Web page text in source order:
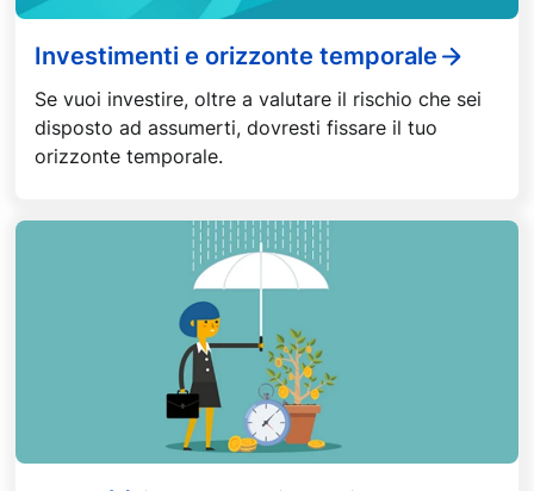
Investimenti e orizzonte temporale
Se vuoi investire, oltre a valutare il rischio che sei
disposto ad assumerti, dovresti fissare il tuo
orizzonte temporale.